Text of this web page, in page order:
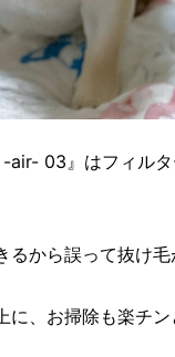
air- 03』はフィル
るから誤って抜け毛
に、お掃除も楽チ